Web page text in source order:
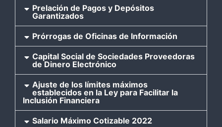
Prelación de Pagos y Depósitos
Garantizados
Prórrogas de Oficinas de Información
Capital Social de Sociedades Proveedoras
de Dinero Electrónico
Ajuste de los límites máximos
establecidos en la Ley para Facilitar la
Inclusión Financiera
Salario Máximo Cotizable 2022